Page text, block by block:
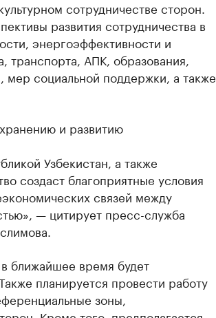
сотрудничестве сторон.
развития сотрудничества в
энергоэффективности и
транспорта, АПК, образования,
мер социальной поддержки, а также
и развитию
Узбекистан, а также
создаст благоприятные условия
связей между
— цитирует пресс-служба
ближайшее время будет
планируется провести работу
зоны,